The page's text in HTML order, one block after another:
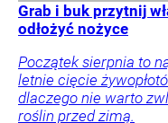
Grab i buk przytnij
odłożyć nożyce
Początek sierpnia to
letnie cięcie
dlaczego nie warto
roślin przed zimą.